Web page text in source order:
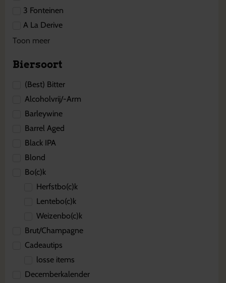
3 Fonteinen
A La Derive
Toon meer
Biersoort
(Best) Bitter
Alcoholvrij/-Arm
Barleywine
Barrel Aged
Black IPA
Blond
Bo(c)k
Herfstbo(c)k
Lentebo(c)k
Weizenbo(c)k
Brut/Champagne
Cadeautips
losse items
Decemberkalender